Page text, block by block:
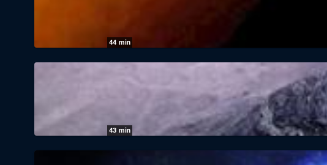
44 min
Das Universum - Eine Reise durch Zeit und Raum:
43 min
Das Universum - Eine Reise durch Zeit und Raum: